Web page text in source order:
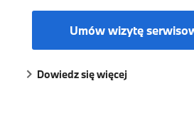
Umów wizytę
Dowiedz się więcej